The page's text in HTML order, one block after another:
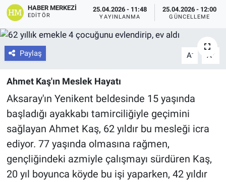
HABER MERKEZI
EDITÖR
25.04.2026 - 11:48
YAYINLANMA
25.04.2026 - 12:00
GÜNCELLEME
Paylaş A- A +
Ahmet Kaş'ın Meslek Hayatı
Aksaray'ın Yenikent beldesinde 15 yaşında
başladığı ayakkabı tamirciliğiyle geçimini
sağlayan Ahmet Kaş, 62 yıldır bu mesleği icra
ediyor. 77 yaşında olmasına rağmen,
gençliğindeki azmiyle çalışmayı sürdüren Kaş,
20 yıl boyunca köyde bu işi yaparken, 42 yıldır